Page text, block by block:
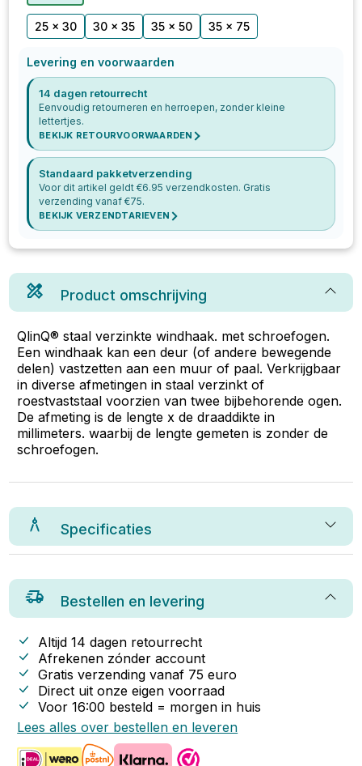
25 x 30 30 x 35 35 x 50 35 x 75
Levering en voorwaarden
14 dagen retourrecht
Eenvoudig retourneren en herroepen, zonder kleine
lettertjes.
BEKIJK RETOURVOORWAARDEN
Standaard pakketverzending
Voor dit artikel geldt €6.95 verzendkosten. Gratis
verzending vanaf €75.
BEKIJK VERZENDTARIEVEN
Product omschrijving
QlinQ® staal verzinkte windhaak. met schroefogen.
Een windhaak kan een deur (of andere bewegende
delen) vastzetten aan een muur of paal. Verkrijgbaar
in diverse afmetingen in staal verzinkt of
roestvaststaal voorzien van twee bijbehorende ogen.
De afmeting is de lengte x de draaddikte in
millimeters. waarbij de lengte gemeten is zonder de
schroefogen.
Specificaties
Bestellen en levering
Altijd 14 dagen retourrecht
Afrekenen zónder account
Gratis verzending vanaf 75 euro
Direct uit onze eigen voorraad
Voor 16:00 besteld = morgen in huis
Lees alles over bestellen en leveren